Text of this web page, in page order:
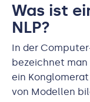
Was ist
NLP?
In der
bezeichnet man
ein
von Modellen